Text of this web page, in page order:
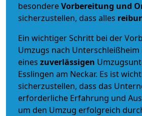
besondereVorbereitung und
sicherzustellen, dass alles
Ein wichtiger Schritt bei der
Umzugs nach Unterschleißheim
eines zuverlässigen
Esslingen am Neckar. Es ist
sicherzustellen, dass das
erforderliche Erfahrung und
um den Umzug erfolgreich